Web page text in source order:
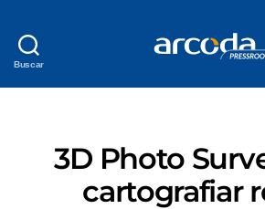
Buscar
3D Photo
cartografiar